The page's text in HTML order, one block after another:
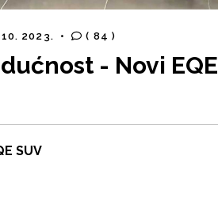
2023. • ( 84 )
- Novi EQE
SUV